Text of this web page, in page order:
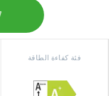
فئة كفاءة الطاقة